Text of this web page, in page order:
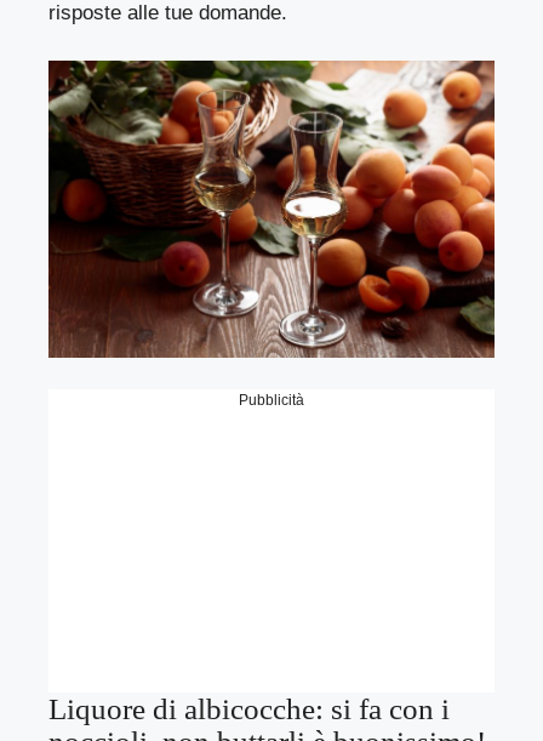
risposte alle tue domande.
Pubblicità
Liquore di albicocche: si fa con i